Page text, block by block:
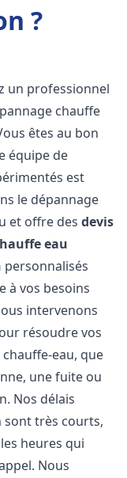
?
un professionnel
chauffe
êtes au bon
équipe de
est
le dépannage
et offre desdevis
eau
personnalisés
à vos besoins
intervenons
résoudre vos
eau, que
une fuite ou
Nos délais
très courts,
heures qui
Nous